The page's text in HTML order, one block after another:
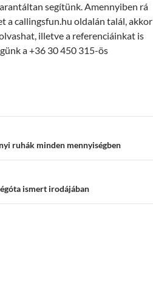
segítünk. Amennyiben rá
a callingsfun.hu oldalán talál, akkor
illetve a referenciáinkat is
a +36 30 450 315-ös
ruhák minden mennyiségben
ismert irodájában